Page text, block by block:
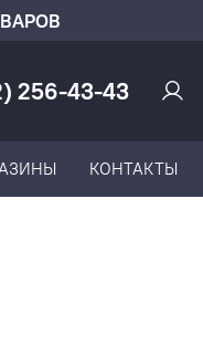
256-43-43
КОНТАКТЫ